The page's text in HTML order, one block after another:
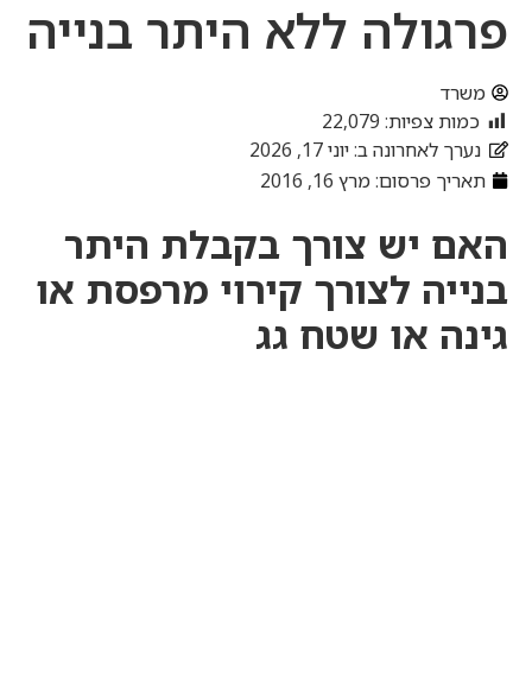
פרגולה ללא היתר בנייה
משרד
כמות צפיות: 22,079
נערך לאחרונה ב: יוני 17, 2026
תאריך פרסום:מרץ 16, 2016
האם יש צורך בקבלת היתר
בנייה לצורך קירוי מרפסת או
גינה או שטח גג